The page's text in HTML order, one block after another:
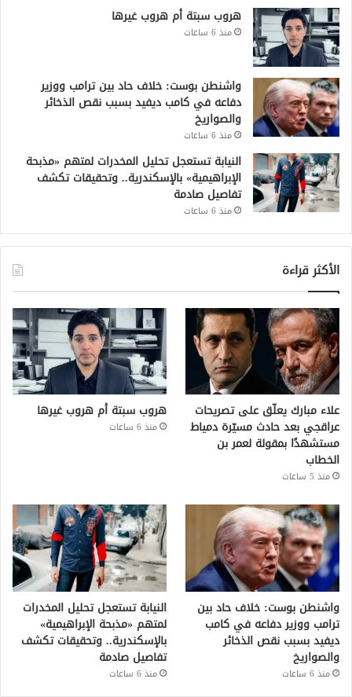
هروب سبتة أم هروب غيرها
منذ 6 ساعات
واشنطن بوست: خلاف حاد بين ترامب ووزير
دفاعه في كامب ديفيد بسبب نقص الذخائر
والصواريخ
منذ 6 ساعات
النيابة تستعجل تحليل المخدرات لمتهم «مذبحة
الإبراهيمية» بالإسكندرية.. وتحقيقات تكشف
تفاصيل صادمة
منذ 6 ساعات
الأكثر قراءة
علاء مبارك يعلّق على تصريحات
عراقجي بعد حادث مسيّرة دمياط
مستشهدًا بمقولة لعمر بن
الخطاب
منذ 5 ساعات
هروب سبتة أم هروب غيرها
منذ 6 ساعات
واشنطن بوست: خلاف حاد بين
ترامب ووزير دفاعه في كامب
ديفيد بسبب نقص الذخائر
والصواريخ
منذ 6 ساعات
النيابة تستعجل تحليل المخدرات
لمتهم «مذبحة الإبراهيمية»
بالإسكندرية.. وتحقيقات تكشف
تفاصيل صادمة
منذ 6 ساعات